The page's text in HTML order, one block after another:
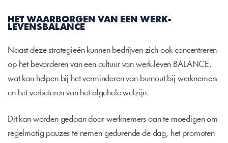
HET WAARBORGEN VAN EEN WERK-
LEVENSBALANCE
Naast deze strategieën kunnen bedrijven zich ook concentreren
op het bevorderen van een cultuur van werk-leven BALANCE,
wat kan helpen bij het verminderen van burnout bij werknemers
en het verbeteren van het algehele welzijn.
Dit kan worden gedaan door werknemers aan te moedigen om
regelmatig pauzes te nemen gedurende de dag, het promoten